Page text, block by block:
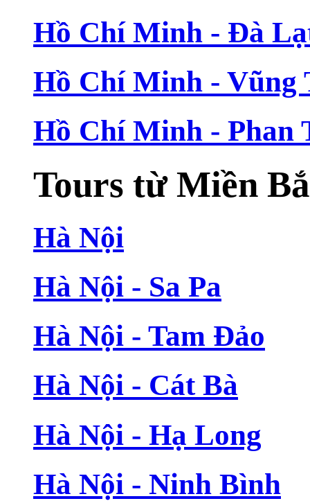
Hồ Chí Minh - Đà
Hồ Chí Minh - Vũng
Hồ Chí Minh - Phan
Tours từ Miền
Hà Nội
Hà Nội - Sa Pa
Hà Nội - Tam Đảo
Hà Nội - Cát Bà
Hà Nội - Hạ Long
Hà Nội - Ninh Bình